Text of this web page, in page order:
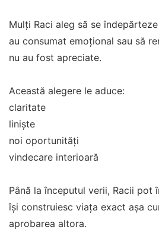
Mulți Raci aleg să se
au consumat emoțional sau să
nu au fost apreciate.
Această alegere le aduce:
claritate
liniște
noi oportunități
vindecare interioară
Până la începutul verii, Racii pot
își construiesc viața exact așa
aprobarea altora.